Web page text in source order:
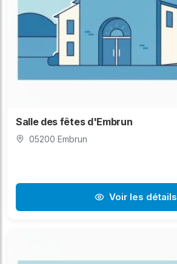
Salle des fêtes d'Embrun
05200 Embrun
Voir les détails